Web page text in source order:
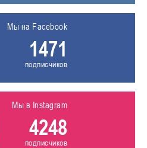
Мы на Facebook
1471
подписчиков
Мы в Instagram
4248
подписчиков